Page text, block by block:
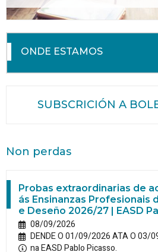
ONDE ESTAMOS
SUBSCRICIÓN A
Non perdas
Probas extraordinarias de
ás Ensinanzas Profesionais
e Deseño 2026/27 | EASD
08/09/2026
DENDE O 01/09/2026 ATA O 03/
na EASD Pablo Picasso.